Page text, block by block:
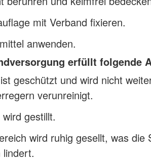
mit Verband fixieren.
anwenden.
erfüllt folgende
geschützt und wird nicht
verunreinigt.
gestillt.
wird ruhig gesellt, was die
lindert.